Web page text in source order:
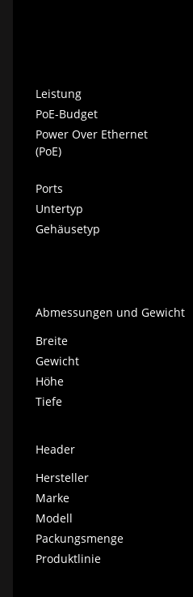
Leistung
PoE-Budget
Power Over Ethernet
(PoE)
Ports
Untertyp
Gehäusetyp
Abmessungen und Gewicht
Breite
Gewicht
Höhe
Tiefe
Header
Hersteller
Marke
Modell
Packungsmenge
Produktlinie